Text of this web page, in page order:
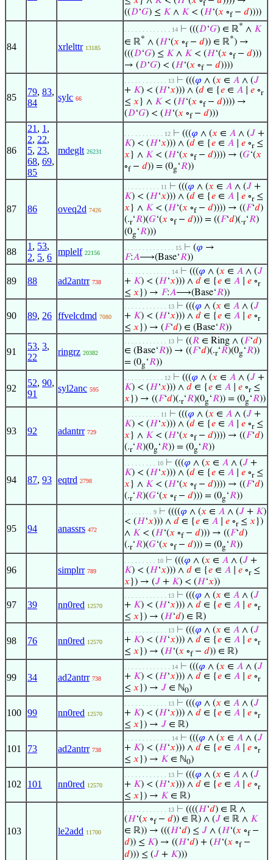
f
((𝐷‘𝐺) ≤ 𝐾 ∧ 𝐾 < (𝐻‘(𝑥 ∘f− 𝑑))))
84 xrlelttr 13185
. . . . . . . . . . . . . 14 ⊢ (((𝐷‘𝐺) ∈ ℝ* ∧ 𝐾
∈ ℝ* ∧ (𝐻‘(𝑥 ∘f− 𝑑)) ∈ ℝ*) →
(((𝐷‘𝐺) ≤ 𝐾 ∧ 𝐾 < (𝐻‘(𝑥 ∘f− 𝑑)))
→ (𝐷‘𝐺) < (𝐻‘(𝑥 ∘f− 𝑑))))
85
79, 83,
84
sylc 66
. . . . . . . . . . . . 13 ⊢ (((𝜑 ∧ (𝑥 ∈ 𝐴 ∧ (𝐽
+ 𝐾) < (𝐻‘𝑥))) ∧ (𝑑 ∈ {𝑒 ∈ 𝐴 𝑒 ∘r
≤ 𝑥 } ∧ 𝐾 < (𝐻‘(𝑥 ∘f− 𝑑)))) →
(𝐷‘𝐺) < (𝐻‘(𝑥 ∘f− 𝑑)))
86
21 , 1 ,
2, 22,
5, 23,
68, 69,
85
mdeglt 26231
. . . . . . . . . . . 12 ⊢ (((𝜑 ∧ (𝑥 ∈ 𝐴 ∧ (𝐽 +
𝐾) < (𝐻‘𝑥))) ∧ (𝑑 ∈ {𝑒 ∈ 𝐴 𝑒 ∘r≤
𝑥 } ∧ 𝐾 < (𝐻‘(𝑥 ∘f− 𝑑)))) → (𝐺‘(𝑥
∘f− 𝑑)) = (0g‘𝑅))
87 86 oveq2d 7426
. . . . . . . . . . 11 ⊢ (((𝜑 ∧ (𝑥 ∈ 𝐴 ∧ (𝐽 +
𝐾) < (𝐻‘𝑥))) ∧ (𝑑 ∈ {𝑒 ∈ 𝐴 𝑒 ∘r≤
𝑥 } ∧ 𝐾 < (𝐻‘(𝑥 ∘f− 𝑑)))) → ((𝐹‘𝑑)
(.r‘𝑅)(𝐺‘(𝑥 ∘f− 𝑑))) = ((𝐹‘𝑑)(.r‘𝑅)
(0g‘𝑅)))
88
1 , 53,
2, 5, 6
mplelf 22156
. . . . . . . . . . . . . . 15 ⊢ (𝜑 →
𝐹:𝐴⟶(Base‘𝑅))
89 88 ad2antrr 738
. . . . . . . . . . . . . 14 ⊢ (((𝜑 ∧ (𝑥 ∈ 𝐴 ∧ (𝐽
+ 𝐾) < (𝐻‘𝑥))) ∧ 𝑑 ∈ {𝑒 ∈ 𝐴 𝑒 ∘r
≤ 𝑥 }) → 𝐹:𝐴⟶(Base‘𝑅))
90 89, 26 ffvelcdmd 7080
. . . . . . . . . . . . 13 ⊢ (((𝜑 ∧ (𝑥 ∈ 𝐴 ∧ (𝐽
+ 𝐾) < (𝐻‘𝑥))) ∧ 𝑑 ∈ {𝑒 ∈ 𝐴 𝑒 ∘r
≤ 𝑥 }) → (𝐹‘𝑑) ∈ (Base‘𝑅))
91
53, 3,
22
ringrz 20382
. . . . . . . . . . . . 13 ⊢ ((𝑅 ∈ Ring ∧ (𝐹‘𝑑)
∈ (Base‘𝑅)) → ((𝐹‘𝑑)(.r‘𝑅)(0g‘𝑅))
= (0g‘𝑅))
92
52, 90,
91
syl2anc 595
. . . . . . . . . . . 12 ⊢ (((𝜑 ∧ (𝑥 ∈ 𝐴 ∧ (𝐽 +
𝐾) < (𝐻‘𝑥))) ∧ 𝑑 ∈ {𝑒 ∈ 𝐴 𝑒 ∘r≤
𝑥 }) → ((𝐹‘𝑑)(.r‘𝑅)(0g‘𝑅)) = (0g‘𝑅))
93 92 adantrr 729
. . . . . . . . . . 11 ⊢ (((𝜑 ∧ (𝑥 ∈ 𝐴 ∧ (𝐽 +
𝐾) < (𝐻‘𝑥))) ∧ (𝑑 ∈ {𝑒 ∈ 𝐴 𝑒 ∘r≤
𝑥 } ∧ 𝐾 < (𝐻‘(𝑥 ∘f− 𝑑)))) → ((𝐹‘𝑑)
(.r‘𝑅)(0g‘𝑅)) = (0g‘𝑅))
94 87, 93 eqtrd 2798
. . . . . . . . . 10 ⊢ (((𝜑 ∧ (𝑥 ∈ 𝐴 ∧ (𝐽 +
𝐾) < (𝐻‘𝑥))) ∧ (𝑑 ∈ {𝑒 ∈ 𝐴 𝑒 ∘r≤
𝑥 } ∧ 𝐾 < (𝐻‘(𝑥 ∘f− 𝑑)))) → ((𝐹‘𝑑)
(.r‘𝑅)(𝐺‘(𝑥 ∘f− 𝑑))) = (0g‘𝑅))
95 94 anassrs 472
. . . . . . . . 9 ⊢ ((((𝜑 ∧ (𝑥 ∈ 𝐴 ∧ (𝐽 + 𝐾)
< (𝐻‘𝑥))) ∧ 𝑑 ∈ {𝑒 ∈ 𝐴 𝑒 ∘r≤ 𝑥 })
∧ 𝐾 < (𝐻‘(𝑥 ∘f− 𝑑))) → ((𝐹‘𝑑)
(.r‘𝑅)(𝐺‘(𝑥 ∘f− 𝑑))) = (0g‘𝑅))
96 simplrr 789
. . . . . . . . . 10 ⊢ (((𝜑 ∧ (𝑥 ∈ 𝐴 ∧ (𝐽 +
𝐾) < (𝐻‘𝑥))) ∧ 𝑑 ∈ {𝑒 ∈ 𝐴 𝑒 ∘r≤
𝑥 }) → (𝐽 + 𝐾) < (𝐻‘𝑥))
97 39 nn0red 12570
. . . . . . . . . . . . 13 ⊢ (((𝜑 ∧ (𝑥 ∈ 𝐴 ∧ (𝐽
+ 𝐾) < (𝐻‘𝑥))) ∧ 𝑑 ∈ {𝑒 ∈ 𝐴 𝑒 ∘r
≤ 𝑥 }) → (𝐻‘𝑑) ∈ ℝ)
98 76 nn0red 12570
. . . . . . . . . . . . 13 ⊢ (((𝜑 ∧ (𝑥 ∈ 𝐴 ∧ (𝐽
+ 𝐾) < (𝐻‘𝑥))) ∧ 𝑑 ∈ {𝑒 ∈ 𝐴 𝑒 ∘r
≤ 𝑥 }) → (𝐻‘(𝑥 ∘f− 𝑑)) ∈ ℝ)
99 34 ad2antrr 738
. . . . . . . . . . . . . 14 ⊢ (((𝜑 ∧ (𝑥 ∈ 𝐴 ∧ (𝐽
+ 𝐾) < (𝐻‘𝑥))) ∧ 𝑑 ∈ {𝑒 ∈ 𝐴 𝑒 ∘r
≤ 𝑥 }) → 𝐽 ∈ ℕ0)
100 99 nn0red 12570
. . . . . . . . . . . . 13 ⊢ (((𝜑 ∧ (𝑥 ∈ 𝐴 ∧ (𝐽
+ 𝐾) < (𝐻‘𝑥))) ∧ 𝑑 ∈ {𝑒 ∈ 𝐴 𝑒 ∘r
≤ 𝑥 }) → 𝐽 ∈ ℝ)
101 73 ad2antrr 738
. . . . . . . . . . . . . 14 ⊢ (((𝜑 ∧ (𝑥 ∈ 𝐴 ∧ (𝐽
+ 𝐾) < (𝐻‘𝑥))) ∧ 𝑑 ∈ {𝑒 ∈ 𝐴 𝑒 ∘r
≤ 𝑥 }) → 𝐾 ∈ ℕ0)
102 101 nn0red 12570
. . . . . . . . . . . . 13 ⊢ (((𝜑 ∧ (𝑥 ∈ 𝐴 ∧ (𝐽
+ 𝐾) < (𝐻‘𝑥))) ∧ 𝑑 ∈ {𝑒 ∈ 𝐴 𝑒 ∘r
≤ 𝑥 }) → 𝐾 ∈ ℝ)
103 le2add 11700
. . . . . . . . . . . . 13 ⊢ ((((𝐻‘𝑑) ∈ ℝ ∧
(𝐻‘(𝑥 ∘f− 𝑑)) ∈ ℝ) ∧ (𝐽 ∈ ℝ ∧ 𝐾
∈ ℝ)) → (((𝐻‘𝑑) ≤ 𝐽 ∧ (𝐻‘(𝑥 ∘f−
𝑑)) ≤ 𝐾) → ((𝐻‘𝑑) + (𝐻‘(𝑥 ∘f−
𝑑))) ≤ (𝐽+ 𝐾)))